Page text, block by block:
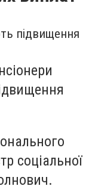
підвищення
соціальної